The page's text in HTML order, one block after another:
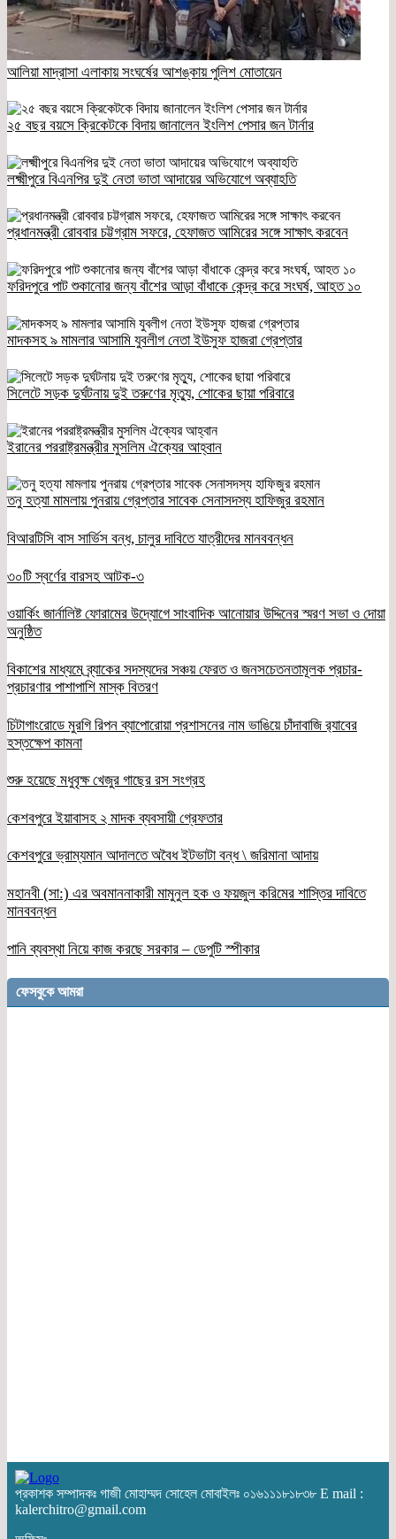
আলিয়া মাদ্রাসা এলাকায় সংঘর্ষের আশঙ্কায় পুলিশ মোতায়েন
২৫ বছর বয়সে ক্রিকেটকে বিদায় জানালেন ইংলিশ পেসার জন টার্নার
লক্ষ্মীপুরে বিএনপির দুই নেতা ভাতা আদায়ের অভিযোগে অব্যাহতি
প্রধানমন্ত্রী রোববার চট্টগ্রাম সফরে, হেফাজত আমিরের সঙ্গে সাক্ষাৎ করবেন
ফরিদপুরে পাট শুকানোর জন্য বাঁশের আড়া বাঁধাকে কেন্দ্র করে সংঘর্ষ, আহত ১০
মাদকসহ ৯ মামলার আসামি যুবলীগ নেতা ইউসুফ হাজরা গ্রেপ্তার
সিলেটে সড়ক দুর্ঘটনায় দুই তরুণের মৃত্যু, শোকের ছায়া পরিবারে
ইরানের পররাষ্ট্রমন্ত্রীর মুসলিম ঐক্যের আহ্বান
তনু হত্যা মামলায় পুনরায় গ্রেপ্তার সাবেক সেনাসদস্য হাফিজুর রহমান
বিআরটিসি বাস সার্ভিস বন্ধ, চালুর দাবিতে যাত্রীদের মানববন্ধন
৩০টি স্বর্ণের বারসহ আটক-৩
ওয়ার্কিং জার্নালিষ্ট ফোরামের উদ্যোগে সাংবাদিক আনোয়ার উদ্দিনের স্মরণ সভা ও দোয়া
অনুষ্ঠিত
বিকাশের মাধ্যমে ব্র্যাকের সদস্যদের সঞ্চয় ফেরত ও জনসচেতনতামূলক প্রচার-
প্রচারণার পাশাপাশি মাস্ক বিতরণ
চিটাগাংরোডে মুরগি রিপন ব্যাপোরোয়া প্রশাসনের নাম ভাঙিয়ে চাঁদাবাজি র‌্যাবের
হস্তক্ষেপ কামনা
শুরু হয়েছে মধুবৃক্ষ খেজুর গাছের রস সংগ্রহ
কেশবপুরে ইয়াবাসহ ২ মাদক ব্যবসায়ী গ্রেফতার
কেশবপুরে ভ্রাম্যমান আদালতে অবৈধ ইটভাটা বন্ধ \ জরিমানা আদায়
মহানবী (সা:) এর অবমাননাকারী মামুনুল হক ও ফয়জুল করিমের শাস্তির দাবিতে
মানববন্ধন
পানি ব্যবস্থা নিয়ে কাজ করছে সরকার – ডেপুটি স্পীকার
ফেসবুকে আমরা
প্রকাশক সম্পাদকঃ গাজী মোহাম্মদ সোহেল মোবাইলঃ ০১৬১১১৮১৮৩৮ E mail :
kalerchitro@gmail.com